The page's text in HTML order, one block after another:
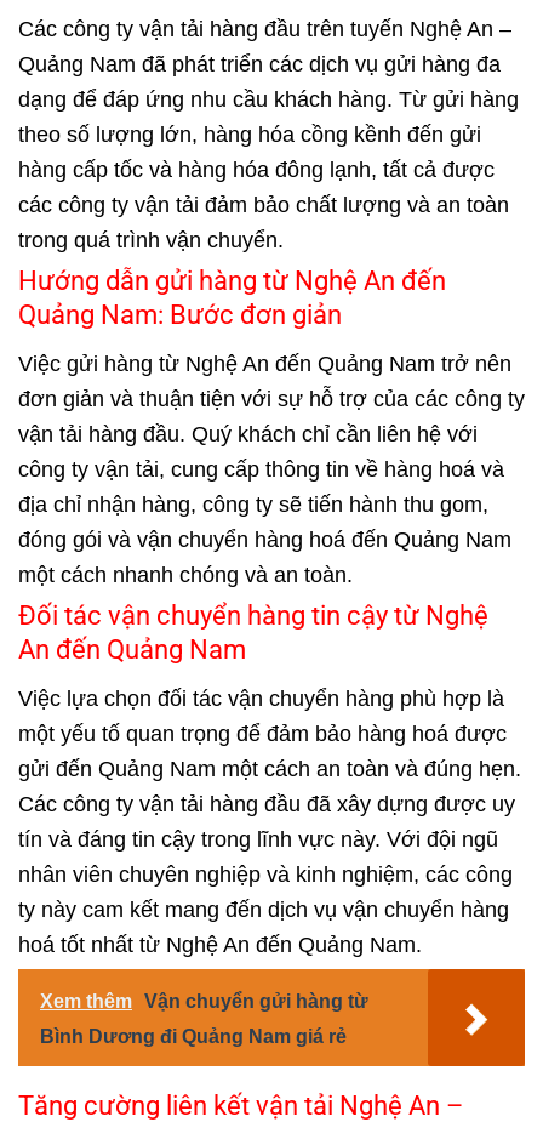
Các công ty vận tải hàng đầu trên tuyến Nghệ An –
Quảng Nam đã phát triển các dịch vụ gửi hàng đa
dạng để đáp ứng nhu cầu khách hàng. Từ gửi hàng
theo số lượng lớn, hàng hóa cồng kềnh đến gửi
hàng cấp tốc và hàng hóa đông lạnh, tất cả được
các công ty vận tải đảm bảo chất lượng và an toàn
trong quá trình vận chuyển.
Hướng dẫn gửi hàng từ Nghệ An đến
Quảng Nam: Bước đơn giản
Việc gửi hàng từ Nghệ An đến Quảng Nam trở nên
đơn giản và thuận tiện với sự hỗ trợ của các công ty
vận tải hàng đầu. Quý khách chỉ cần liên hệ với
công ty vận tải, cung cấp thông tin về hàng hoá và
địa chỉ nhận hàng, công ty sẽ tiến hành thu gom,
đóng gói và vận chuyển hàng hoá đến Quảng Nam
một cách nhanh chóng và an toàn.
Đối tác vận chuyển hàng tin cậy từ Nghệ
An đến Quảng Nam
Việc lựa chọn đối tác vận chuyển hàng phù hợp là
một yếu tố quan trọng để đảm bảo hàng hoá được
gửi đến Quảng Nam một cách an toàn và đúng hẹn.
Các công ty vận tải hàng đầu đã xây dựng được uy
tín và đáng tin cậy trong lĩnh vực này. Với đội ngũ
nhân viên chuyên nghiệp và kinh nghiệm, các công
ty này cam kết mang đến dịch vụ vận chuyển hàng
hoá tốt nhất từ Nghệ An đến Quảng Nam.
Xem thêm Vận chuyển gửi hàng từ
Bình Dương đi Quảng Nam giá rẻ
Tăng cường liên kết vận tải Nghệ An –